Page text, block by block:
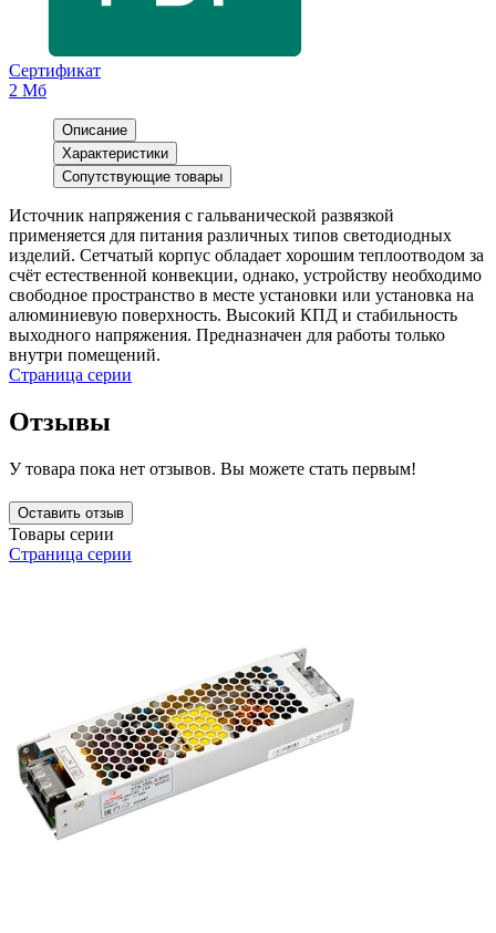
Сертификат
2 Мб
Описание
Характеристики
Сопутствующие товары
Источник напряжения с гальванической развязкой
применяется для питания различных типов светодиодных
изделий. Сетчатый корпус обладает хорошим теплоотводом за
счёт естественной конвекции, однако, устройству необходимо
свободное пространство в месте установки или установка на
алюминиевую поверхность. Высокий КПД и стабильность
выходного напряжения. Предназначен для работы только
внутри помещений.
Страница серии
Отзывы
У товара пока нет отзывов. Вы можете стать первым!
Оставить отзыв
Товары серии
Страница серии